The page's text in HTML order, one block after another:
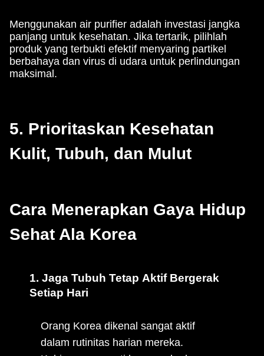
Menggunakan air purifier adalah investasi jangka
panjang untuk kesehatan. Jika tertarik, pilihlah
produk yang terbukti efektif menyaring partikel
berbahaya dan virus di udara untuk perlindungan
maksimal.
5. Prioritaskan Kesehatan
Kulit, Tubuh, dan Mulut
Cara Menerapkan Gaya Hidup
Sehat Ala Korea
1. Jaga Tubuh Tetap Aktif Bergerak
Setiap Hari
Orang Korea dikenal sangat aktif
dalam rutinitas harian mereka.